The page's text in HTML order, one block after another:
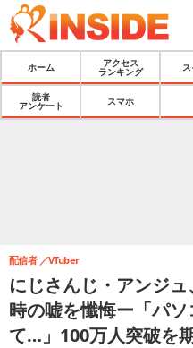
ホーム
アクセス
ランキング
ス
読者
アンケート
スマホ
にじさんじ・アンジ
時の嘘を懺悔ー「パ
て…」100万人突破を
配信者 VTuber